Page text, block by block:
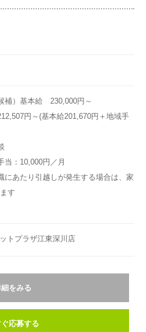
補）基本給 230,000円～
円～(基本給201,670円＋地域手
：10,000円／月
にあたり引越しが発生する場合は、家
す
トプラザ江東深川店
をみる
応募する